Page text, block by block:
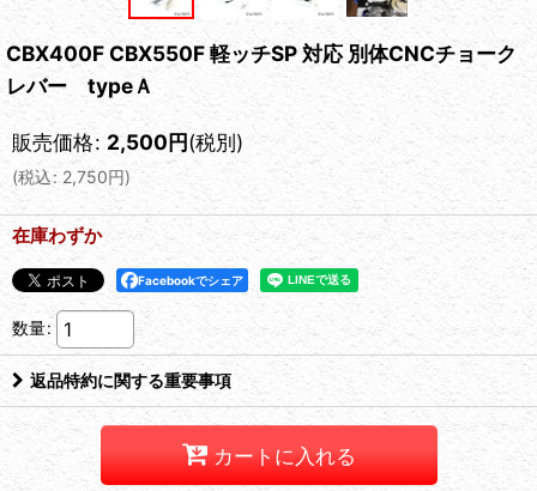
CBX400F CBX550F 軽ッチSP 対応 別体CNCチョーク
レバー typeＡ
販売価格: 2,500円(税別)
(税込: 2,750円)
在庫わずか
Facebookでシェア
数量:
返品特約に関する重要事項
カートに入れる